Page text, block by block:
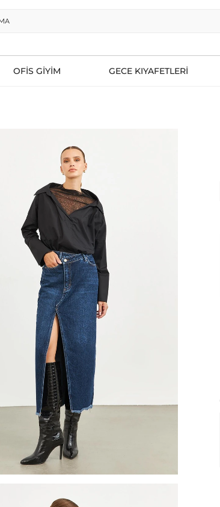
OFİS GİYİM GECE KIYAFETLERİ